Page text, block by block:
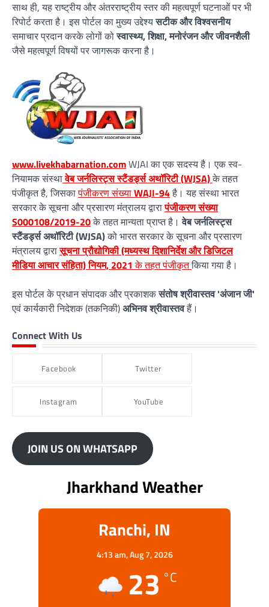
साथ ही, यह राष्ट्रीय और अंतरराष्ट्रीय स्तर की महत्वपूर्ण घटनाओं पर भी
रिपोर्ट करता है। इस पोर्टल का मुख्य उद्देश्यसटीक और विश्वसनीय
समाचार प्रदान करके लोगों कोस्वास्थ्य, शिक्षा, मनोरंजन और जीवनशैली
जैसे महत्वपूर्ण विषयों पर जागरूक करना है।
www.livekhabarnation.comWJAI का एक सदस्य है। एक स्व-
नियामक संस्थावेब जर्नलिस्ट्स स्टैंडर्ड्स अथॉरिटी (WJSA)के तहत
पंजीकृत है, जिसकापंजीकरण संख्याWAJI-94है। यह संस्था भारत
सरकार के सूचना और प्रसारण मंत्रालय द्वारापंजीकरण संख्या
S000108/2019-20के तहत मान्यता प्राप्त है।वेब जर्नलिस्ट्स
स्टैंडर्ड्स अथॉरिटी (WJSA)को भारत सरकार के सूचना और प्रसारण
मंत्रालय द्वारासूचना प्रौद्योगिकी (मध्यस्थ दिशानिर्देश और डिजिटल
मीडिया आचार संहिता) नियम, 2021 के तहत पंजीकृतकिया गया है।
इस पोर्टल के प्रधान संपादक और प्रकाशकसंतोष श्रीवास्तव 'अंजान जी'
एवं कार्यकारी निदेशक (तकनिकी)अभिनव श्रीवास्तवहैं।
Connect With Us
Facebook Twitter
Instagram YouTube
JOIN US ON WHATSAPP
Jharkhand Weather
Ranchi, IN
4:13 am,Aug 7, 2026
23 °C